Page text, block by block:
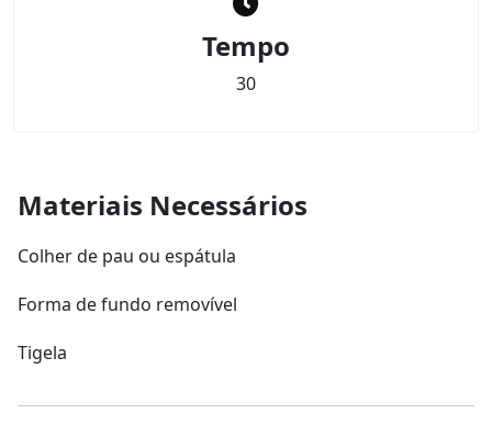
Tempo
30
Materiais Necessários
Colher de pau ou espátula
Forma de fundo removível
Tigela